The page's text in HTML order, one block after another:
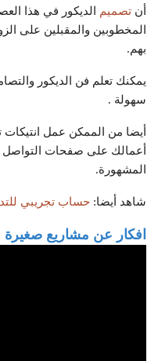
أن تصميم الديكور في هذا
المخطوبين والمقبلين على
بهم.
يمكنك تعلم فن الديكور
سهولة .
أيضا من الممكن عمل
أعمالك على صفحات التواصل
المشهورة.
شاهد أيضا: حساب تجريبي
افكار عن مشاريع صغيرة